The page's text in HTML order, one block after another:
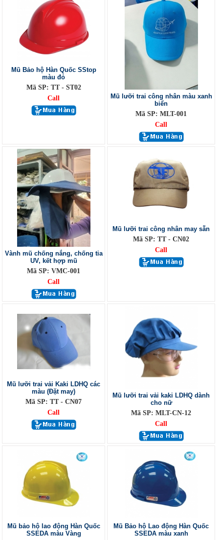
Mũ Bảo hộ Hàn Quốc SStop
màu đỏ
Mã SP: TT - ST02
Call
Mũ lưỡi trai công nhân màu xanh
biển
Mã SP: MLT-001
Call
Vành mũ chống nắng, chống tia
UV, kết hợp mũ
Mã SP: VMC-001
Call
Mũ lưỡi trai công nhân may sẵn
Mã SP: TT - CN02
Call
Mũ lưỡi trai vải Kaki LDHQ các
màu (Đặt may)
Mã SP: TT - CN07
Call
Mũ lưỡi trai vải kaki LDHQ dành
cho nữ
Mã SP: MLT-CN-12
Call
Mũ bảo hộ lao động Hàn Quốc
SSEDA màu Vàng
Mũ Bảo hộ Lao động Hàn Quốc
SSEDA màu xanh